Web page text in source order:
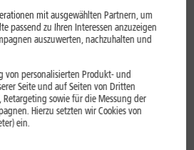
Festnetztest 2026 die
gut“ (1,26).[1]
bundesweiten Anbietern erhält
Surfen und
„sehr gut“.[2]
mit ausgewählten Partnern, um
passend zu Ihren Interessen anzuzeigen
auszuwerten, nachzuhalten und
von personalisierten Produkt- und
Seite und auf Seiten von Dritten
Retargeting sowie für die Messung der
Hierzu setzten wir Cookies von
ein.